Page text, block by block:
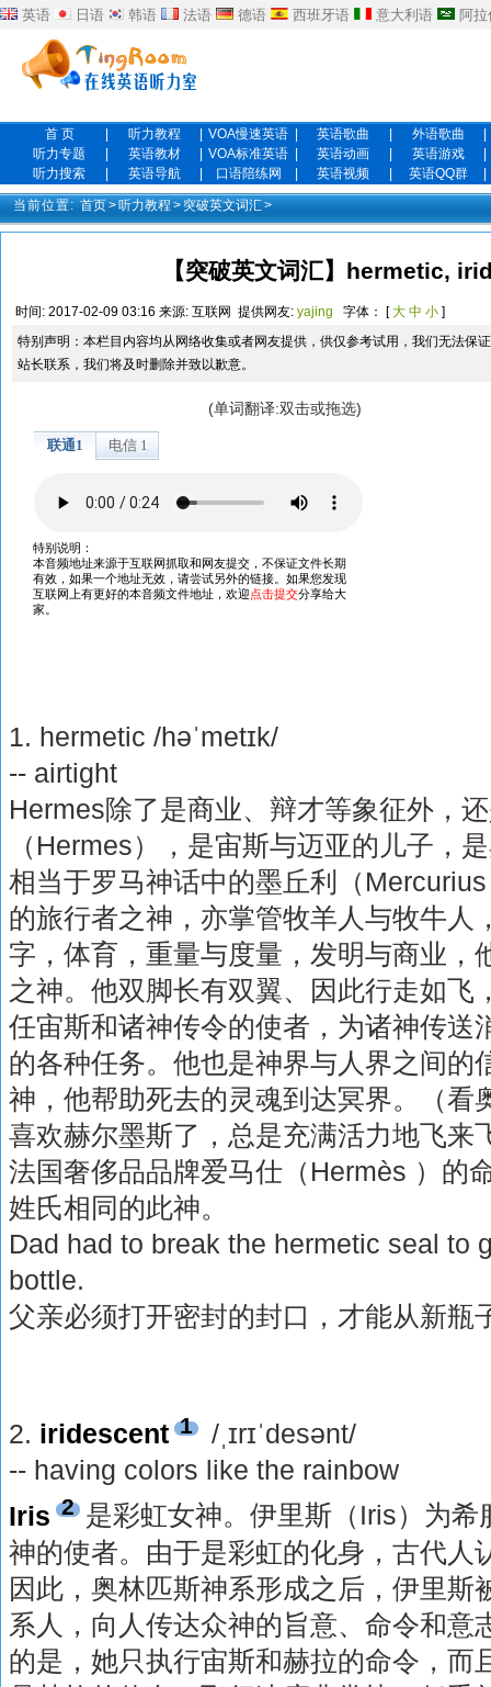
英语 日语 韩语 法语 德语 西班牙语 意大利语 阿
首 页 听力教程 VOA慢速英语 英语歌曲 外语歌曲
听力专题
英语教材 VOA标准英语 英语动画 英语游戏
听力搜索
英语导航 口语陪练网 英语视频 英语QQ群
当前位置: 首页>听力教程 > 突破英文词汇>
【突破英文词汇】hermetic,
时间: 2017-02-09 03:16 来源: 互联网 提供网友: yajing 字体： [大 中 小 ]
特别声明：本栏目内容均从网络收集或者网友提供，供仅参考试用，我们无法保
站长联系，我们将及时删除并致以歉意。
(单词翻译:双击或拖选)
1. hermetic /həˈmetɪk/
-- airtight
Hermes除了是商业、辩才等象征外，
（Hermes），是宙斯与迈亚的儿子，
相当于罗马神话中的墨丘利（
的旅行者之神，亦掌管牧羊人与牧牛人
字，体育，重量与度量，发明与商业，
之神。他双脚长有双翼、因此行走如飞
任宙斯和诸神传令的使者，为诸神传送
的各种任务。他也是神界与人界之间的
神，他帮助死去的灵魂到达冥界。（看
喜欢赫尔墨斯了，总是充满活力地飞来
法国奢侈品品牌爱马仕（Hermès ）的
姓氏相同的此神。
Dad had to break the hermetic seal to
bottle.
父亲必须打开密封的封口，才能从新瓶
2. iridescent 1
/ˌɪrɪˈdesənt/
-- having colors like the rainbow
Iris 2 是彩虹女神。伊里斯（Iris）为
神的使者。由于是彩虹的化身，古代人
因此，奥林匹斯神系形成之后，伊里斯
系人，向人传达众神的旨意、命令和意
的是，她只执行宙斯和赫拉的命令，而